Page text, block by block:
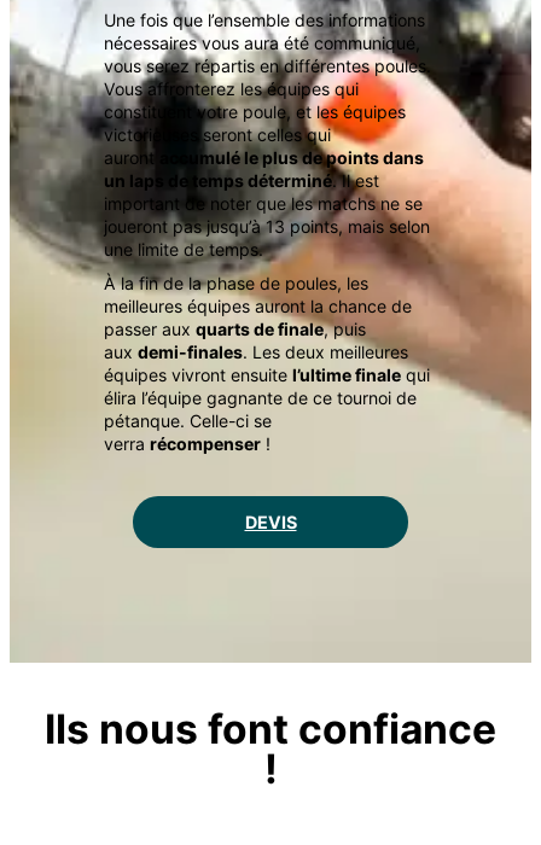
Une fois que l’ensemble des informations
nécessaires vous aura été communiqué,
vous serez répartis en différentes poules.
Vous affronterez les équipes qui
constituent votre poule, et les équipes
victorieuses seront celles qui
auront
accumulé le plus de points dans
un laps de temps déterminé. Il est
important de noter que les matchs ne se
joueront pas jusqu’à 13 points, mais selon
une limite de temps.
À la fin de la phase de poules, les
meilleures équipes auront la chance de
passer auxquarts de finale, puis
auxdemi-finales. Les deux meilleures
équipes vivront ensuitel’ultime finalequi
élira l’équipe gagnante de ce tournoi de
pétanque. Celle-ci se
verrarécompenser !
DEVIS
Ils nous font confiance
!